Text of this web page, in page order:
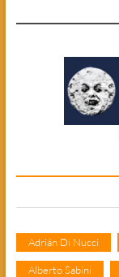
Adrián Di Nucci
Alberto Sabini